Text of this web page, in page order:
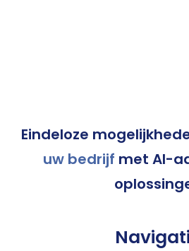
Eindeloze
uw bedrijf met AI-